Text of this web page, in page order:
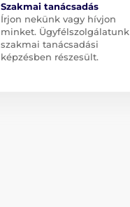
Szakmai tanácsadás
Írjon nekünk vagy hívjon
minket. Ügyfélszolgálatunk
szakmai tanácsadási
képzésben részesült.